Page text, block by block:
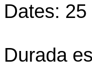
Dates:
Durada